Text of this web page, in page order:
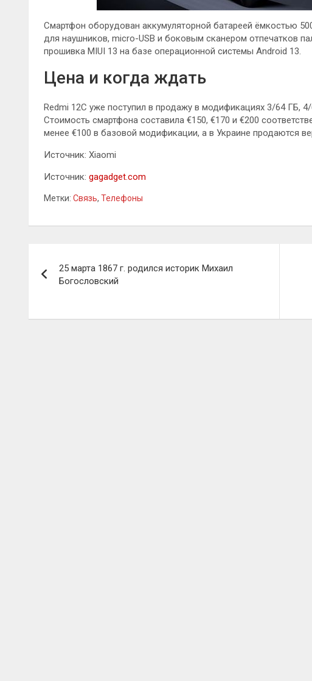
Смартфон оборудован аккумуляторной батареей ёмкостью
для наушников, micro-USB и боковым сканером отпечатков
прошивка MIUI 13 на базе операционной системы Android 13.
Цена и когда ждать
Redmi 12C уже поступил в продажу в модификациях 3/64 ГБ,
Стоимость смартфона составила €150, €170 и €200
менее €100 в базовой модификации, а в Украине продаются
Источник: Xiaomi
Источник: gagadget.com
Метки: Связь, Телефоны
по
25 марта 1867 г. родился историк Михаил
Богословский